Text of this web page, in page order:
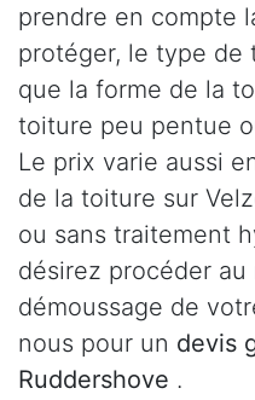
prendre en compte
protéger, le type de
que la forme de la
toiture peu pentue
Le prix varie aussi
de la toiture sur
ou sans traitement
désirez procéder
démoussage de
nous pour un devis
Ruddershove .